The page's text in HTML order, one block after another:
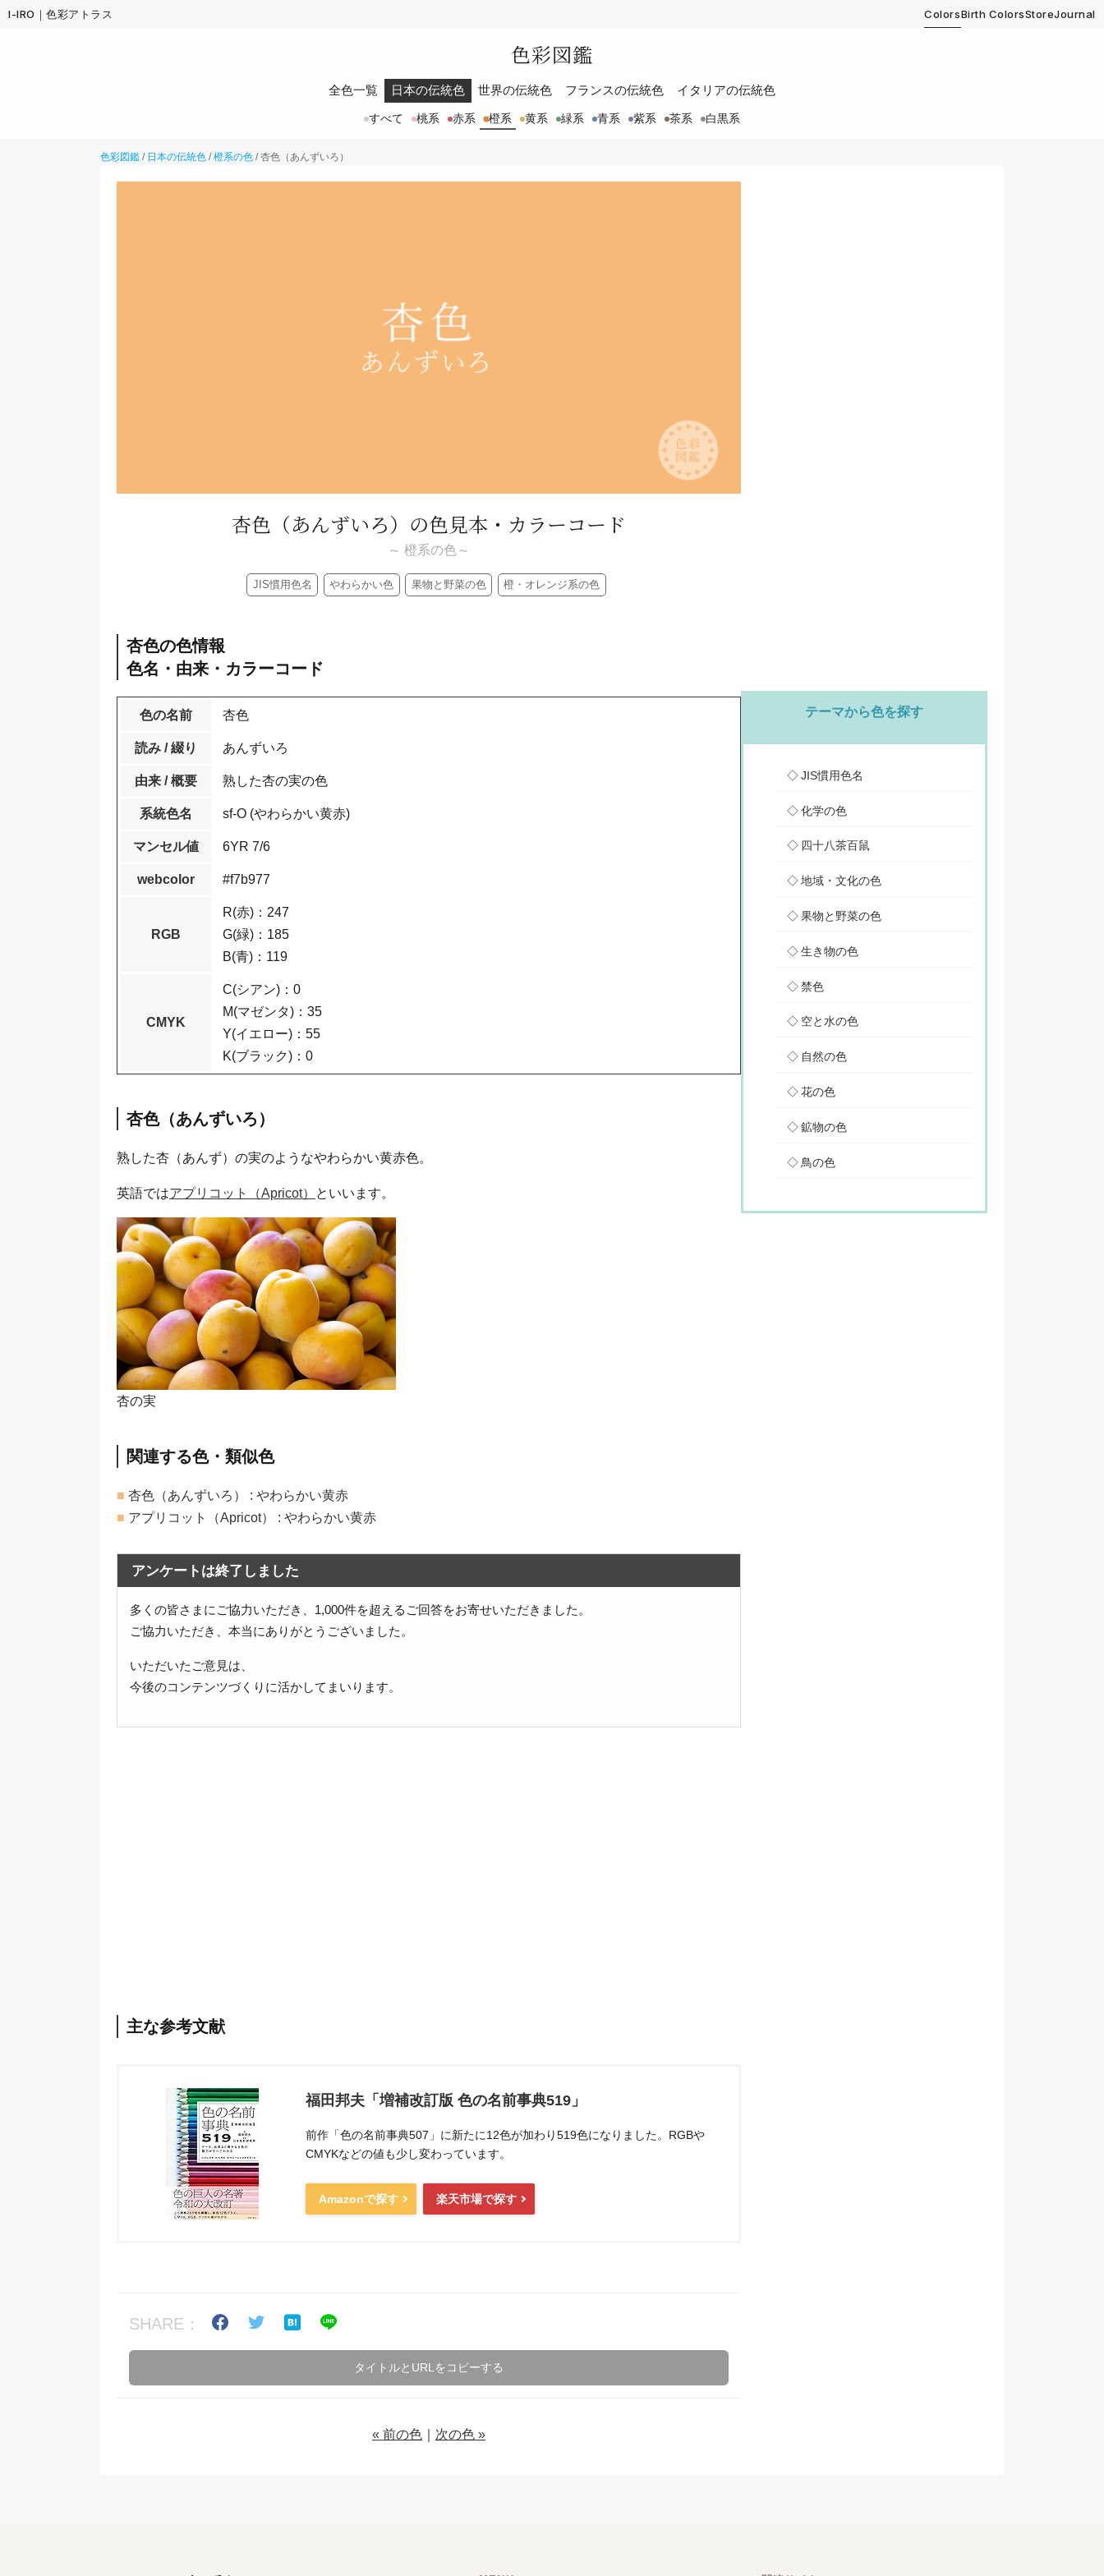
I-IRO｜色彩アトラス ColorsBirth ColorsStoreJournal
色彩図鑑
全色一覧 日本の伝統色 世界の伝統色 フランスの伝統色 イタリアの伝統色
すべて 桃系 赤系 橙系 黄系 緑系 青系 紫系 茶系 白黒系
色彩図鑑 / 日本の伝統色 / 橙系の色 /杏色（あんずいろ）
杏色 （あんずいろ） の色見本・カラーコード
～ 橙系の色～
JIS慣用色名 やわらかい色 果物と野菜の色 橙・オレンジ系の色
杏色の色情報
色名・由来・カラーコード
色の名前 杏色
読み / 綴り あんずいろ
由来 / 概要 熟した杏の実の色
系統色名 sf-O (やわらかい黄赤)
マンセル値 6YR 7/6
webcolor #f7b977
RGB
R(赤)：247
G(緑)：185
B(青)：119
CMYK
C(シアン)：0
M(マゼンタ)：35
Y(イエロー)：55
K(ブラック)：0
杏色（あんずいろ）
熟した杏（あんず）の実のようなやわらかい黄赤色。
英語ではアプリコット（Apricot） といいます。
杏の実
関連する色・類似色
■ 杏色（あんずいろ） : やわらかい黄赤
■ アプリコット（Apricot） : やわらかい黄赤
アンケートは終了しました
多くの皆さまにご協力いただき、1,000件を超えるご回答をお寄せいただきました。
ご協力いただき、本当にありがとうございました。
いただいたご意見は、
今後のコンテンツづくりに活かしてまいります。
主な参考文献
福田邦夫「増補改訂版 色の名前事典519」
前作「色の名前事典507」に新たに12色が加わり519色になりました。RGBや
CMYKなどの値も少し変わっています。
Amazonで探す 楽天市場で探す
SHARE：
タイトルとURLをコピーする
« 前の色 次の色 »
テーマから色を探す
JIS慣用色名
化学の色
四十八茶百鼠
地域・文化の色
果物と野菜の色
生き物の色
禁色
空と水の色
自然の色
花の色
鉱物の色
鳥の色